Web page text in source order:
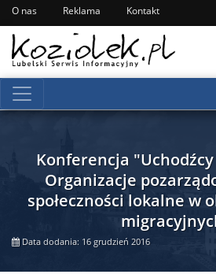
O nas Reklama Kontakt
Konferencja "Uchodźcy
Organizacje
społeczności lokalne w
Data dodania: 16 grudzień 2016